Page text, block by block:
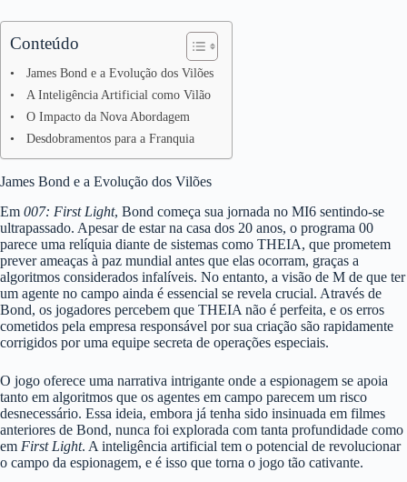
Conteúdo
James Bond e a Evolução dos Vilões
A Inteligência Artificial como Vilão
O Impacto da Nova Abordagem
Desdobramentos para a Franquia
James Bond e a Evolução dos Vilões
Em 007: First Light, Bond começa sua jornada no MI6 sentindo-se
ultrapassado. Apesar de estar na casa dos 20 anos, o programa 00
parece uma relíquia diante de sistemas como THEIA, que prometem
prever ameaças à paz mundial antes que elas ocorram, graças a
algoritmos considerados infalíveis. No entanto, a visão de M de que ter
um agente no campo ainda é essencial se revela crucial. Através de
Bond, os jogadores percebem que THEIA não é perfeita, e os erros
cometidos pela empresa responsável por sua criação são rapidamente
corrigidos por uma equipe secreta de operações especiais.
O jogo oferece uma narrativa intrigante onde a espionagem se apoia
tanto em algoritmos que os agentes em campo parecem um risco
desnecessário. Essa ideia, embora já tenha sido insinuada em filmes
anteriores de Bond, nunca foi explorada com tanta profundidade como
em First Light. A inteligência artificial tem o potencial de revolucionar
o campo da espionagem, e é isso que torna o jogo tão cativante.